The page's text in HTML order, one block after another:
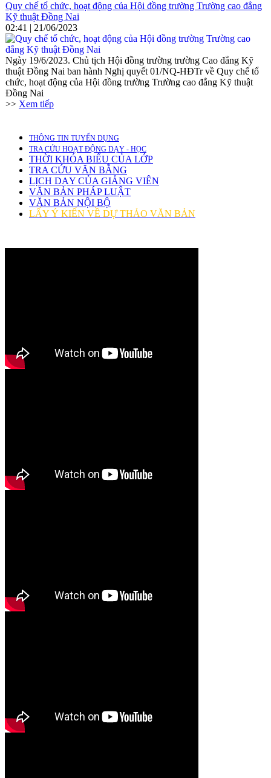
Quy chế tổ chức, hoạt động của Hội đồng trường Trường cao đẳng
Kỹ thuật Đồng Nai
02:41 | 21/06/2023
Ngày 19/6/2023. Chủ tịch Hội đồng trường trường Cao đẳng Kỹ
thuật Đồng Nai ban hành Nghị quyết 01/NQ-HĐTr về Quy chế tổ
chức, hoạt động của Hội đồng trường Trường cao đẳng Kỹ thuật
Đồng Nai
>> Xem tiếp
THÔNG TIN TUYỂN DỤNG
TRA CỨU HOẠT ĐỘNG DẠY - HỌC
THỜI KHÓA BIỂU CỦA LỚP
TRA CỨU VĂN BẰNG
LỊCH DẠY CỦA GIẢNG VIÊN
VĂN BẢN PHÁP LUẬT
VĂN BẢN NỘI BỘ
LẤY Ý KIẾN VỀ DỰ THẢO VĂN BẢN